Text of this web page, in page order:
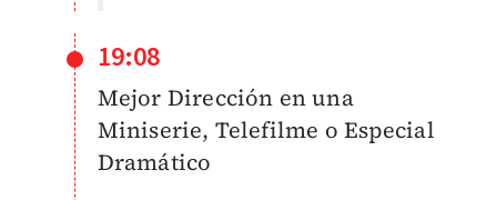
19:08
Mejor Dirección en una
Miniserie, Telefilme o Especial
Dramático